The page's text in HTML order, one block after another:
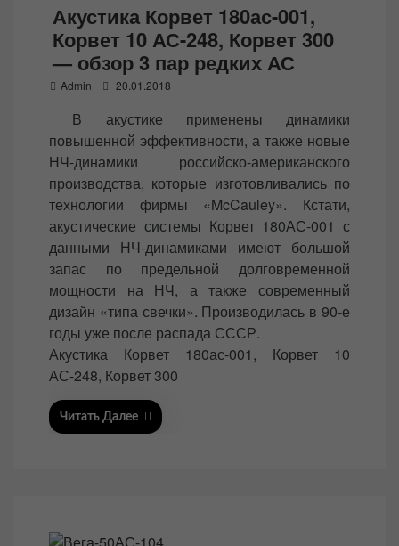
Акустика Корвет 180ас-001,
Корвет 10 АС-248, Корвет 300
— обзор 3 пар редких АС
Admin
s
t
e
d
o
n
20.01.2018
В акустике применены динамики
повышенной эффективности, а также новые
НЧ-динамики российско-американского
производства, которые изготовливались по
технологии фирмы «McCauley». Кстати,
акустические системы Корвет 180АС-001 с
данными НЧ-динамиками имеют большой
запас по предельной долговременной
мощности на НЧ, а также современный
дизайн «типа свечки». Производилась в 90-е
годы уже после распада СССР.
Акустика Корвет 180ас-001, Корвет 10
АС-248, Корвет 300
Читать Далее